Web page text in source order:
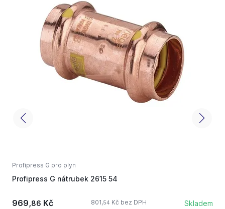
Profipress G pro plyn
Profipress G nátrubek 2615 54
969,86 Kč 801,54 Kč bez DPH Skladem